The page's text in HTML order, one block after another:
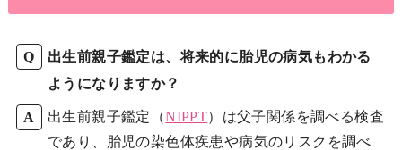
出生前親子鑑定は、将来的に胎児の病気もわかる
ようになりますか？
出生前親子鑑定（NIPPT）は父子関係を調べる検査
であり、胎児の染色体疾患や病気のリスクを調べ